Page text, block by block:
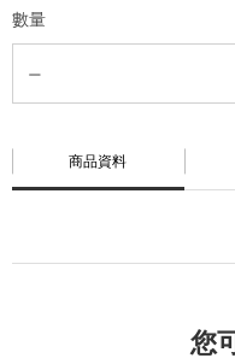
數量
商品資料
您